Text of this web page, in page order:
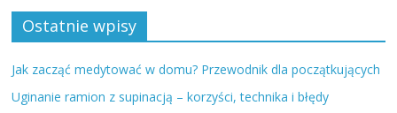
Ostatnie wpisy
Jak zacząć medytować w domu? Przewodnik dla początkujących
Uginanie ramion z supinacją – korzyści, technika i błędy